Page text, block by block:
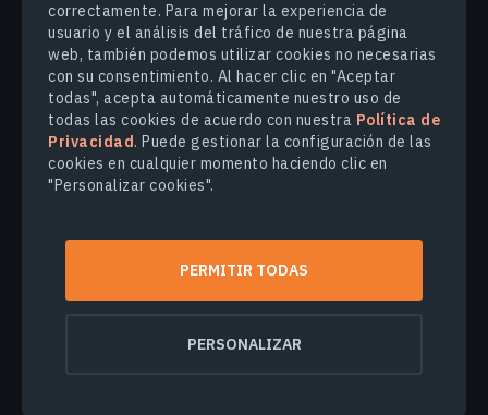
correctamente. Para mejorar la experiencia de
usuario y el análisis del tráfico de nuestra página
web, también podemos utilizar cookies no necesarias
con su consentimiento. Al hacer clic en "Aceptar
todas", acepta automáticamente nuestro uso de
todas las cookies de acuerdo con nuestra Política de
Privacidad. Puede gestionar la configuración de las
cookies en cualquier momento haciendo clic en
"Personalizar cookies".
PERMITIR TODAS
PERSONALIZAR
INDUSTRIAS
COMPANY
EXPLORE
Seguridad de los datos